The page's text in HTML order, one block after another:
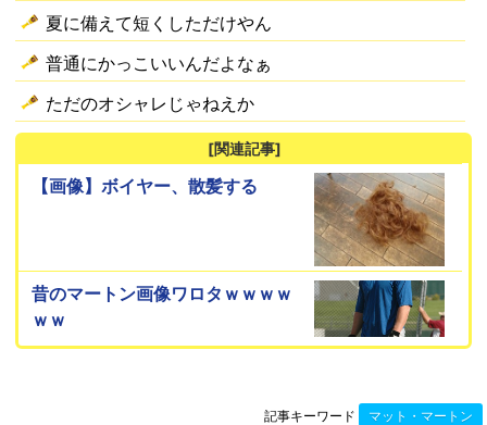
夏に備えて短くしただけやん
普通にかっこいいんだよなぁ
ただのオシャレじゃねえか
[関連記事]
【画像】ボイヤー、散髪する
昔のマートン画像ワロタｗｗｗｗ
ｗｗ
記事キーワード マット・マートン